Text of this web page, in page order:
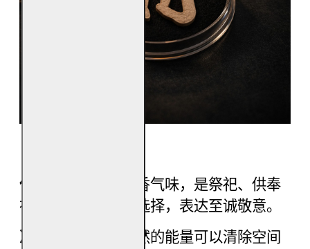
供奉神明：
纯正檀香气味，是祭祀、供奉
神明与祖先的优质选择，表达至诚敬意。
净化磁场：
檀香天然的能量可以清除空间